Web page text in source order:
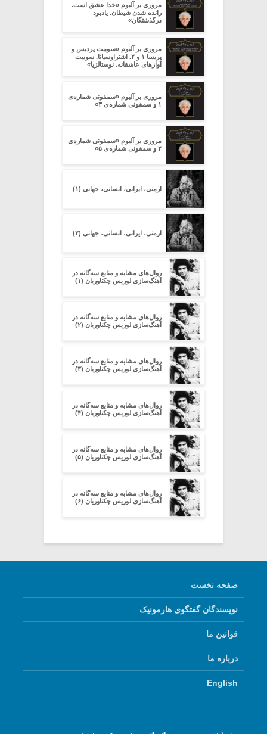
مروری بر آلبوم «خدا عشق است.
رانده شدن شیطان. یادبود
درگذشتگان»
مروری بر آلبوم «سوییت پردیس و
پریسا ۱ و ۲. اشتراوسیانا. سوییت
آوازهای عاشقانه. نوستالژیا»
مروری بر آلبوم «سمفونی شماره‌ی
۱ و سمفونی شماره‌ی ۳»
مروری بر آلبوم «سمفونی شماره‌ی
۲ و سمفونی شماره‌ی ۵»
ارمنی، ایرانی، انسانی، جهانی (۱)
ارمنی، ایرانی، انسانی، جهانی (۲)
روال‌های مشابه و منابع سه‌گانه در
آهنگ‌سازی لوریس چکناوریان (۱)
روال‌های مشابه و منابع سه‌گانه در
آهنگ‌سازی لوریس چکناوریان (۲)
روال‌های مشابه و منابع سه‌گانه در
آهنگ‌سازی لوریس چکناوریان (۳)
روال‌های مشابه و منابع سه‌گانه در
آهنگ‌سازی لوریس چکناوریان (۴)
روال‌های مشابه و منابع سه‌گانه در
آهنگ‌سازی لوریس چکناوریان (۵)
روال‌های مشابه و منابع سه‌گانه در
آهنگ‌سازی لوریس چکناوریان (۶)
صفحه نخست
نویسندگان گفتگوی هارمونیک
قوانین ما
درباره ما
English